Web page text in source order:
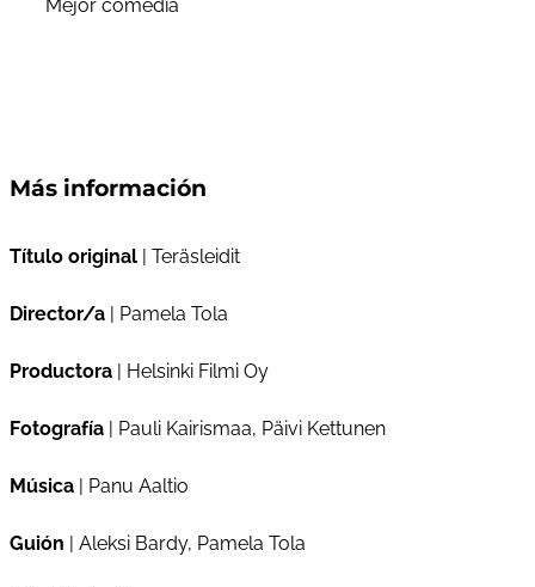
Mejor comedia
Más información
Título original | Teräsleidit
Director/a | Pamela Tola
Productora | Helsinki Filmi Oy
Fotografía | Pauli Kairismaa, Päivi Kettunen
Música | Panu Aaltio
Guión | Aleksi Bardy, Pamela Tola